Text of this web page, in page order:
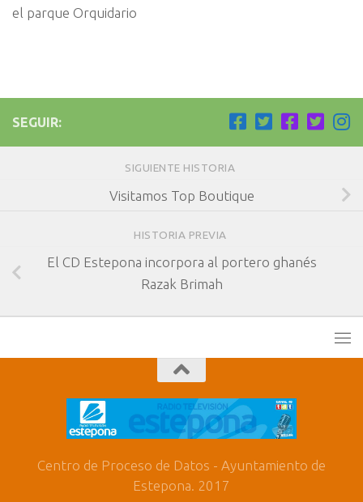
el parque Orquidario
SEGUIR:
SIGUIENTE HISTORIA
Visitamos Top Boutique
HISTORIA PREVIA
El CD Estepona incorpora al portero ghanés
Razak Brimah
Centro de Proceso de Datos - Ayuntamiento de
Estepona. 2017